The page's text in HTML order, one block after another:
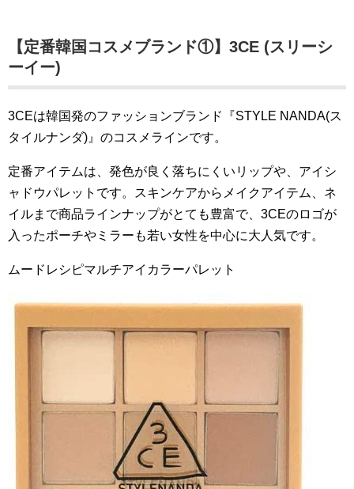
【定番韓国コスメブランド①】3CE (スリーシ
ーイー)
3CEは韓国発のファッションブランド『STYLE NANDA(ス
タイルナンダ)』のコスメラインです。
定番アイテムは、発色が良く落ちにくいリップや、アイシ
ャドウパレットです。スキンケアからメイクアイテム、ネ
イルまで商品ラインナップがとても豊富で、3CEのロゴが
入ったポーチやミラーも若い女性を中心に大人気です。
ムードレシピマルチアイカラーパレット